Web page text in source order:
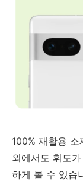
100% 재활용
외에서도 휘도
하게 볼 수 있습